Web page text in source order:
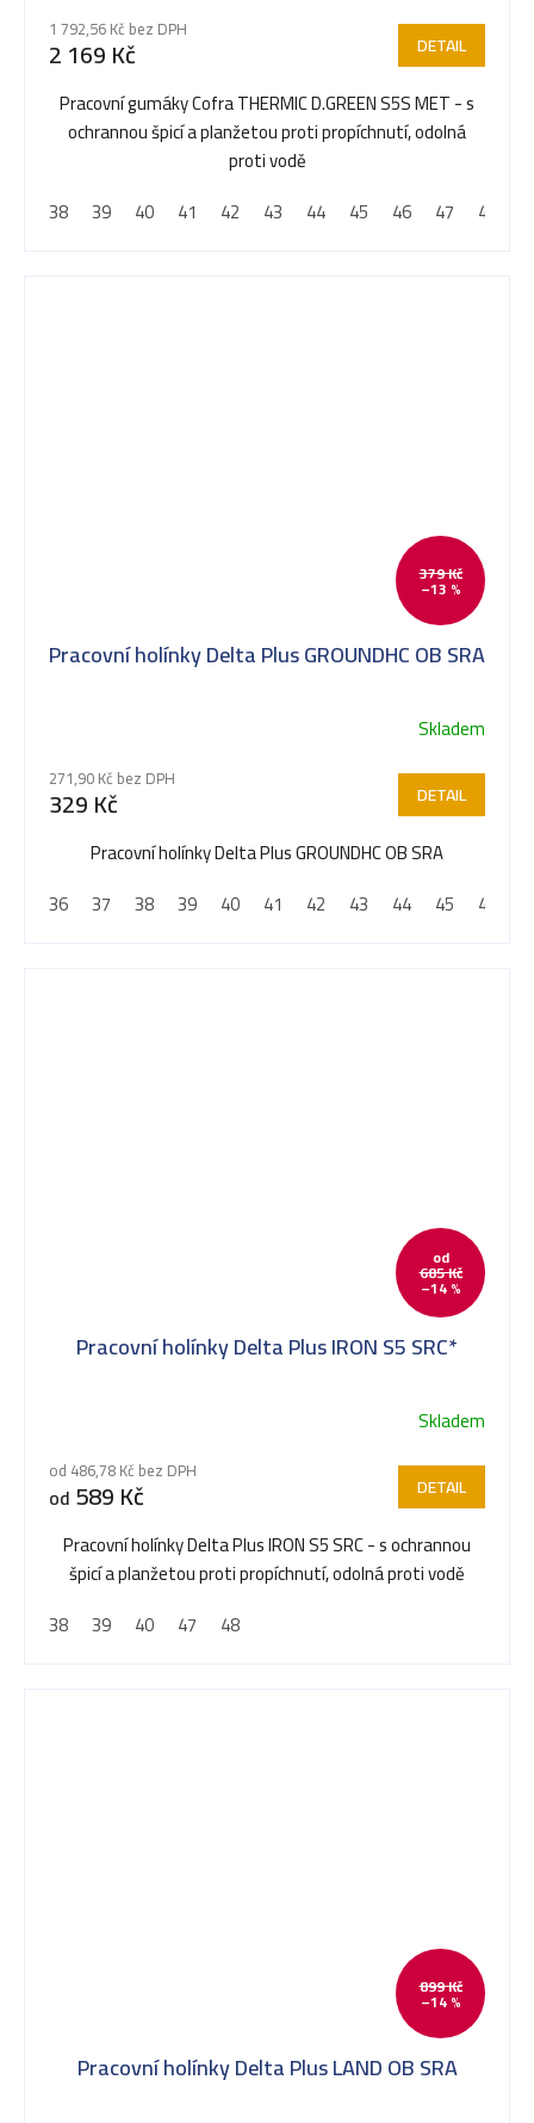
hodnocení
produktu
je
5,0
1 792,56 Kč bez DPH
2 169 Kč DETAIL
Pracovní gumáky Cofra THERMIC D.GREEN S5S MET - s
ochrannou špicí a planžetou proti propíchnutí, odolná
proti vodě
38
39 40 41 42 43 44 45 46 47 48
379 Kč
–13 %
Pracovní holínky Delta Plus GROUNDHC OB SRA
Skladem
271,90 Kč bez DPH
329 Kč DETAIL
Pracovní holínky Delta Plus GROUNDHC OB SRA
36
37 38 39 40 41 42 43 44 45 46
od
685 Kč
–14 %
Pracovní holínky Delta Plus IRON S5 SRC*
Skladem
od 486,78 Kč bez DPH
od 589 Kč DETAIL
Pracovní holínky Delta Plus IRON S5 SRC - s ochrannou
špicí a planžetou proti propíchnutí, odolná proti vodě
38
39 40 47 48
899 Kč
–14 %
Pracovní holínky Delta Plus LAND OB SRA